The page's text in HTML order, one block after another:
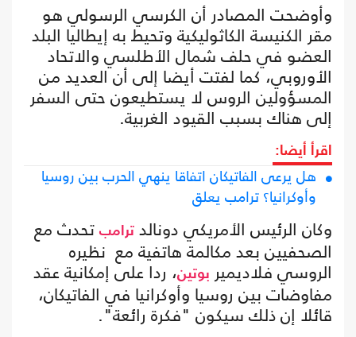
وأوضحت المصادر أن الكرسي الرسولي هو
مقر الكنيسة الكاثوليكية وتحيط به إيطاليا البلد
العضو في حلف شمال الأطلسي والاتحاد
الأوروبي، كما لفتت أيضا إلى أن العديد من
المسؤولين الروس لا يستطيعون حتى السفر
إلى هناك بسبب القيود الغربية.
اقرأ أيضا:
هل يرعى الفاتيكان اتفاقا ينهي الحرب بين روسيا
وأوكرانيا؟ ترامب يعلق
وكان الرئيس الأمريكي دونالد ترامب تحدث مع
الصحفيين بعد مكالمة هاتفية مع نظيره
الروسي فلاديمير بوتين، ردا على إمكانية عقد
مفاوضات بين روسيا وأوكرانيا في الفاتيكان،
قائلا إن ذلك سيكون "فكرة رائعة".